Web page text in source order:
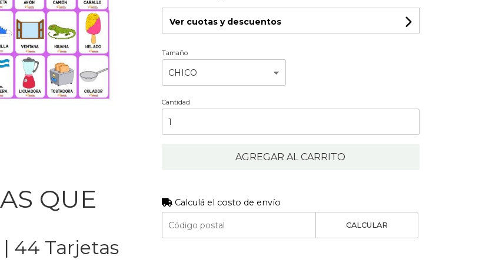
QUE
44 Tarjetas
Ver cuotas y descuentos
Tamaño
Cantidad
AGREGAR AL CARRITO
Calculá el costo de envío
CALCULAR